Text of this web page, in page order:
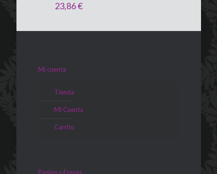
23,86€
Mi cuenta
Tienda
Mi Cuenta
Carrito
Pasión y Fresas